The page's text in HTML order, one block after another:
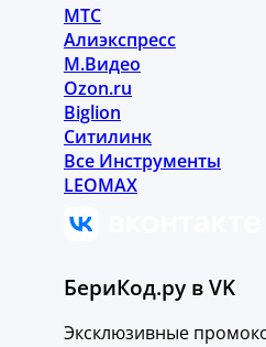
МТС
Алиэкспресс
М.Видео
Ozon.ru
Biglion
Ситилинк
Все Инструменты
LEOMAX
БериКод.ру в VK
Эксклюзивные